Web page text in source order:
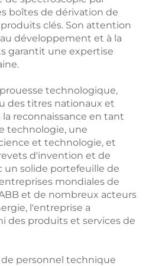
boîtes de dérivation de
clés. Son attention
développement et à la
garantit une expertise
technologique,
des titres nationaux et
reconnaissance en tant
technologie, une
et technologie, et
d'invention et de
un solide portefeuille de
mondiales de
et de nombreux acteurs
l'entreprise a
des produits et services de
personnel technique